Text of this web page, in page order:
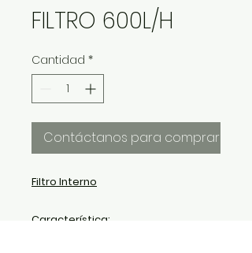
FILTRO 600L/H
Cantidad *
Contáctanos para comprar
Filtro Interno
Característica: